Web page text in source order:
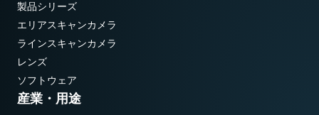
製品シリーズ
エリアスキャンカメラ
ラインスキャンカメラ
レンズ
ソフトウェア
産業・用途